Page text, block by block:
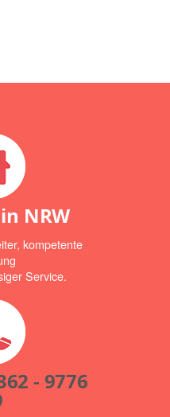
NRW
kompetente
Service.
- 9776